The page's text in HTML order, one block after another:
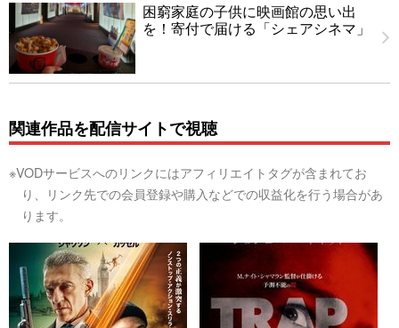
困窮家庭の子供に映画館の思い出
を！寄付で届ける「シェアシネマ」
関連作品を配信サイトで視聴
※VODサービスへのリンクにはアフィリエイトタグが含まれてお
り、リンク先での会員登録や購入などでの収益化を行う場合があ
ります。